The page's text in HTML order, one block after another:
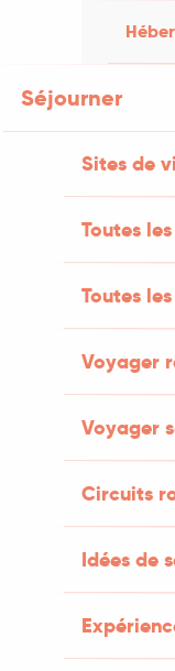
Séjourner
Sites de
Toutes
Toutes
Voyager
Voyager
Circuits
Idées de
PHOTOTHÈQUE